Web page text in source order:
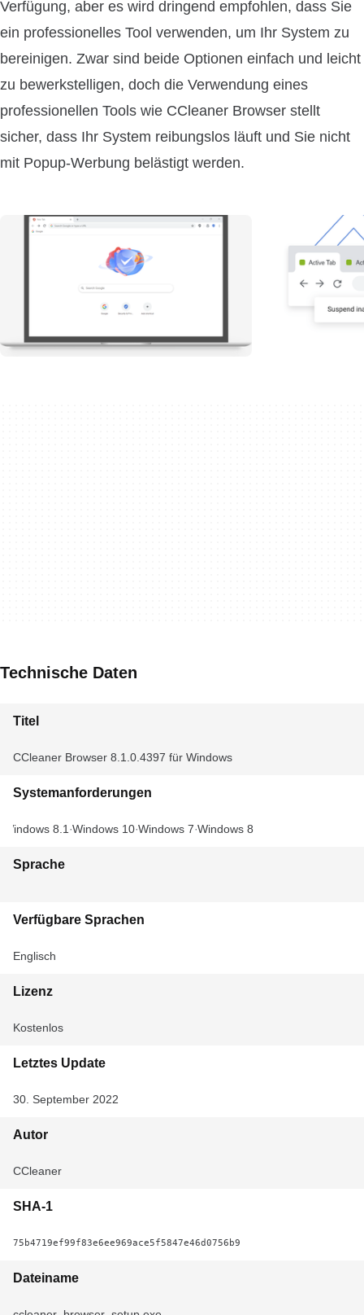
Verfügung, aber es wird dringend empfohlen, dass Sie
ein professionelles Tool verwenden, um Ihr System zu
bereinigen. Zwar sind beide Optionen einfach und leicht
zu bewerkstelligen, doch die Verwendung eines
professionellen Tools wie CCleaner Browser stellt
sicher, dass Ihr System reibungslos läuft und Sie nicht
mit Popup-Werbung belästigt werden.
Technische Daten
Titel
CCleaner Browser 8.1.0.4397 für Windows
Systemanforderungen
Windows 8.1 Windows 10 Windows 7 Windows 8
Sprache
Verfügbare Sprachen
Englisch
Lizenz
Kostenlos
Letztes Update
30. September 2022
Autor
CCleaner
SHA-1
75b4719ef99f83e6ee969ace5f5847e46d0756b9
Dateiname